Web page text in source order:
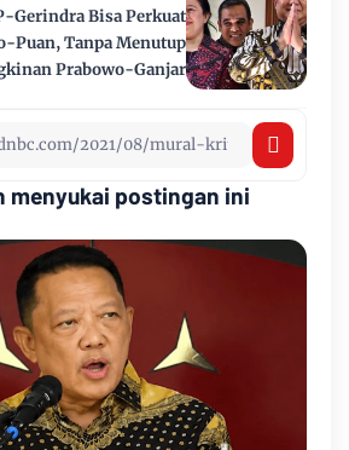
Gerindra Bisa Perkuat
Puan, Tanpa Menutup
Prabowo-Ganjar
menyukai postingan ini